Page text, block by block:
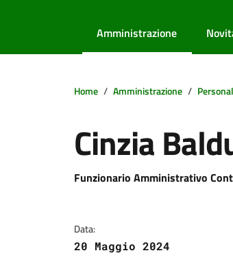
Amministrazione
Home Amministrazione
Cinzia
Dettagli della
Funzionario Amministrativo
Data:
20 Maggio 2024